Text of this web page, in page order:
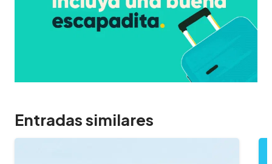
Entradas similares